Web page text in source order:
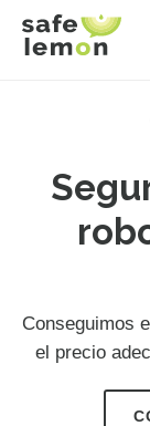
Conseguimos
el precio